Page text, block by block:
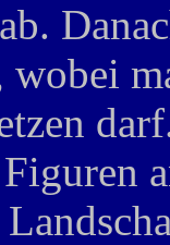
wobei